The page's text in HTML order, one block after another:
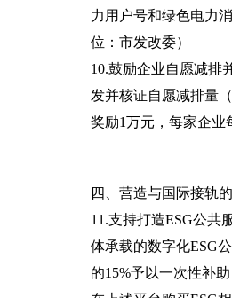
力用户号和绿色电力
位：市发改委）
10.鼓励企业自愿减排
发并核证自愿减排量
奖励1万元，每家企业
四、营造与国际接轨
11.支持打造ESG公共
体承载的数字化ESG
的15%予以一次性补